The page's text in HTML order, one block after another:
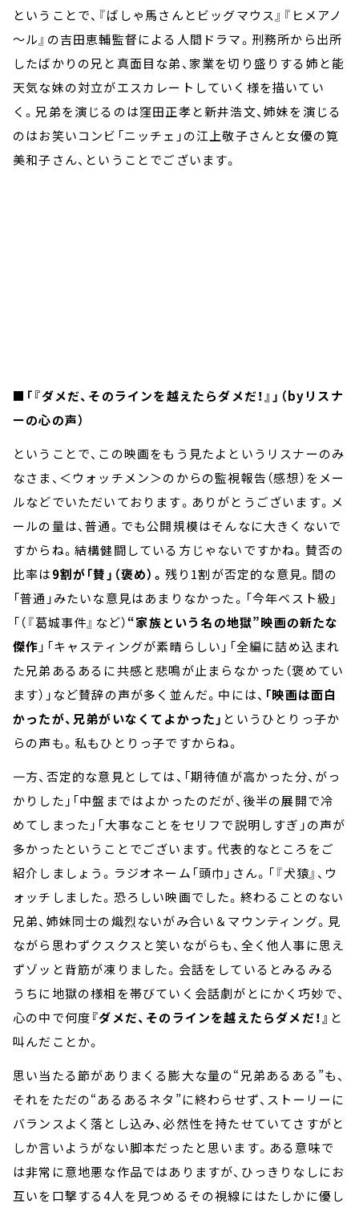
ということで、『ばしゃ馬さんとビッグマウス』『ヒメアノ
～ル』の吉田恵輔監督による人間ドラマ。刑務所から出所
したばかりの兄と真面目な弟、家業を切り盛りする姉と能
天気な妹の対立がエスカレートしていく様を描いてい
く。兄弟を演じるのは窪田正孝と新井浩文、姉妹を演じる
のはお笑いコンビ「ニッチェ」の江上敬子さんと女優の筧
美和子さん、ということでございます。
■「『ダメだ、そのラインを越えたらダメだ！』」（byリスナ
ーの心の声）
ということで、この映画をもう見たよというリスナーのみ
なさま、＜ウォッチメン＞のからの監視報告（感想）をメー
ルなどでいただいております。ありがとうございます。メ
ールの量は、普通。でも公開規模はそんなに大きくないで
すからね。結構健闘している方じゃないですかね。賛否の
比率は9割が「賛」（褒め）。 残り1割が否定的な意見。間の
「普通」みたいな意見はあまりなかった。「今年ベスト級」
「（『葛城事件』など）“家族という名の地獄”映画の新たな
傑作 」「キャスティングが素晴らしい」「全編に詰め込まれ
た兄弟あるあるに共感と悲鳴が止まらなかった（褒めてい
ます）」など賛辞の声が多く並んだ。中には、 「映画は面白
かったが、兄弟がいなくてよかった」 というひとりっ子か
らの声も。私もひとりっ子ですからね。
一方、否定的な意見としては、「期待値が高かった分、がっ
かりした」「中盤まではよかったのだが、後半の展開で冷
めてしまった」「大事なことをセリフで説明しすぎ」の声が
多かったということでございます。代表的なところをご
紹介しましょう。ラジオネーム「頭巾」さん。「『犬猿』、ウ
ォッチしました。恐ろしい映画でした。終わることのない
兄弟、姉妹同士の熾烈ないがみ合い＆マウンティング。見
ながら思わずクスクスと笑いながらも、全く他人事に思え
ずゾッと背筋が凍りました。会話をしているとみるみる
うちに地獄の様相を帯びていく会話劇がとにかく巧妙で、
心の中で何度『ダメだ、そのラインを越えたらダメだ！』 と
叫んだことか。
思い当たる節がありまくる膨大な量の“兄弟あるある”も、
それをただの“あるあるネタ”に終わらせず、ストーリーに
バランスよく落とし込み、必然性を持たせていてさすがと
しか言いようがない脚本だったと思います。ある意味で
は非常に意地悪な作品ではありますが、ひっきりなしにお
互いを口撃する4人を見つめるその視線にはたしかに優し